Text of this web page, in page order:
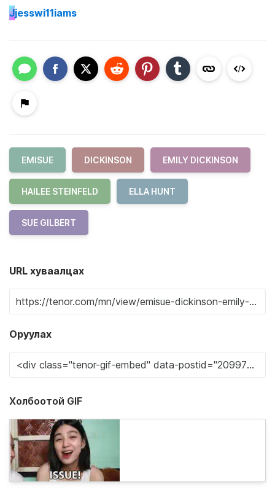
Jjesswi11iams
EMISUE DICKINSON EMILY DICKINSON
HAILEE STEINFELD ELLA HUNT
SUE GILBERT
URL хуваалцах
Оруулах
Холбоотой GIF